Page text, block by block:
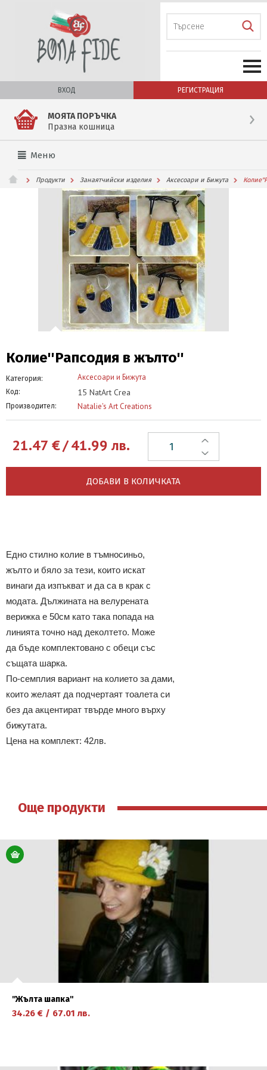
ВХОД РЕГИСТРАЦИЯ
МОЯТА ПОРЪЧКА
Празна кошница
Меню
Продукти Занаятчийски изделия Аксесоари и Бижута
Колие''Рапсодия в жълто''
Категория: Аксесоари и Бижута
Код: 15 NatArt Crea
Производител: Natalie's Art Creations
21.47 €/41.99 лв.
ДОБАВИ В КОЛИЧКАТА
Едно стилно колие в тъмносиньо,
жълто и бяло за тези, които искат
винаги да изпъкват и да са в крак с
модата. Дължината на велурената
верижка е 50см като така попада на
линията точно над деколтето. Може
да бъде комплектовано с обеци със
същата шарка.
По-семплия вариант на колието за дами,
които желаят да подчертаят тоалета си
без да акцентират твърде много върху
бижутата.
Цена на комплект: 42лв.
Още продукти
''Жълта шапка''
34.26 € / 67.01 лв.